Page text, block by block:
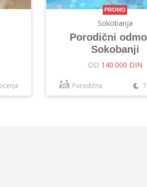
PROMO
Sokobanja
Porodični
Sokobanji
OD 140.000 DIN
Porodična